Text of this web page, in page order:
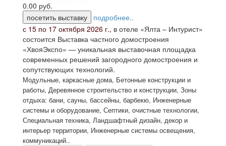
0.00 руб.
посетить выставку
подробнее..
с 15 по 17 октября 2026 г., в отеле «Ялта – Интурист»
состоится Выставка частного домостроения
«ХвояЭкспо» — уникальная выставочная площадка
современных решений загородного домостроения и
сопутствующих технологий.
Модульные, каркасные дома, Бетонные конструкции и
работы, Деревянное строительство и конструкции, Зоны
отдыха: бани, сауны, бассейны, барбекю, Инженерные
системы и оборудование, Септики, очистные технологии,
Специальная техника, Ландшафтный дизайн, декор и
интерьер территории, Инженерные системы освещения,
коммуникаций..